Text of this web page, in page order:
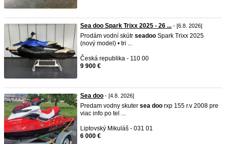
Sea doo Spark Trixx 2025 - 26 ... - [6.8. 2026]
Prodám vodní skútr seadoo Spark Trixx 2025
(nový model) • tri ...
Česká republika - 110 00
9 900 €
Sea doo - [4.8. 2026]
Predam vodny skuter sea doo rxp 155 r.v 2008 pre
viac info po tel ...
Liptovský Mikuláš - 031 01
6 000 €